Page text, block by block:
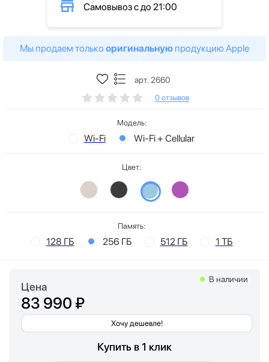
Самовывоз с до 21:00
Мы продаем только оригинальную продукцию Apple
арт. 2660
0 отзывов
Модель:
Wi-Fi Wi-Fi + Cellular
Цвет:
Память:
128 ГБ 256 ГБ 512 ГБ 1 ТБ
Цена
83 990 ₽
Хочу дешевле!
В наличии
Купить в 1 клик